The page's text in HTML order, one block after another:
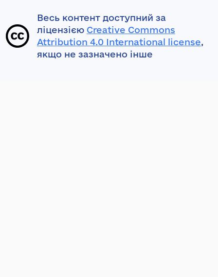
Весь контент доступний за
ліцензією Creative Commons
Attribution 4.0 International license,
якщо не зазначено інше